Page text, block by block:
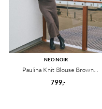
NEO NOIR
Paulina Knit Blouse Brown
Melange
799,-